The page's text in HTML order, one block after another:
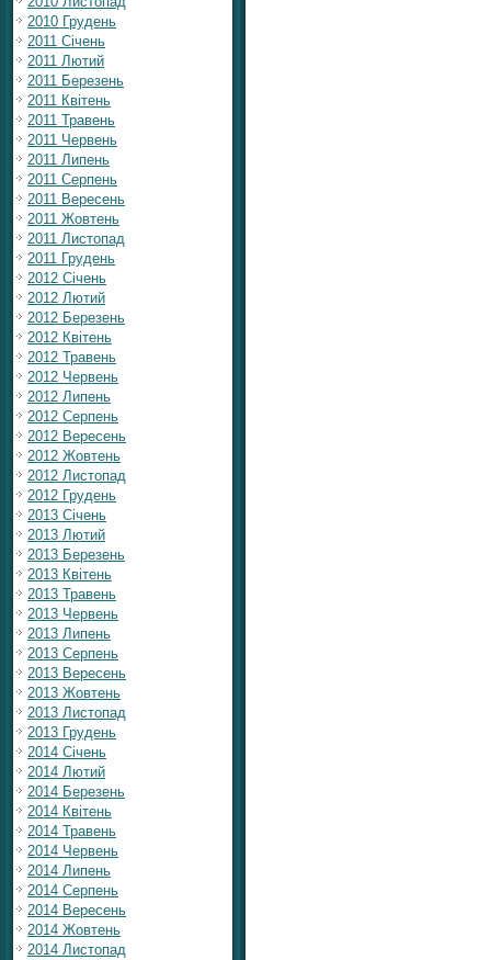
2010 Грудень
2011 Січень
2011 Лютий
2011 Березень
2011 Квітень
2011 Травень
2011 Червень
2011 Липень
2011 Серпень
2011 Вересень
2011 Жовтень
2011 Листопад
2011 Грудень
2012 Січень
2012 Лютий
2012 Березень
2012 Квітень
2012 Травень
2012 Червень
2012 Липень
2012 Серпень
2012 Вересень
2012 Жовтень
2012 Листопад
2012 Грудень
2013 Січень
2013 Лютий
2013 Березень
2013 Квітень
2013 Травень
2013 Червень
2013 Липень
2013 Серпень
2013 Вересень
2013 Жовтень
2013 Листопад
2013 Грудень
2014 Січень
2014 Лютий
2014 Березень
2014 Квітень
2014 Травень
2014 Червень
2014 Липень
2014 Серпень
2014 Вересень
2014 Жовтень
2014 Листопад